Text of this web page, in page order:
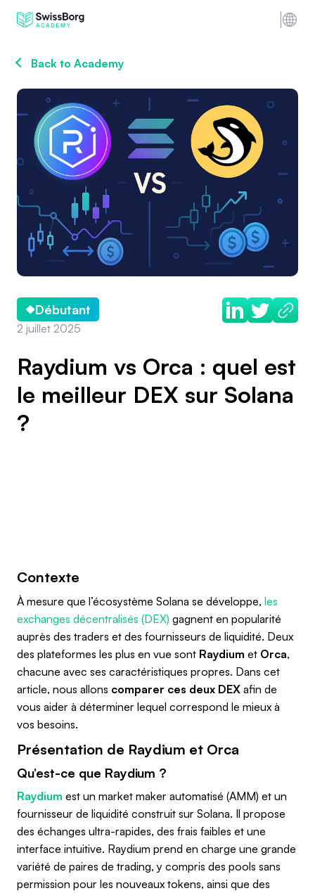
Back to Academy
Débutant
2 juillet 2025
Raydium vs Orca : quel est
le meilleur DEX sur Solana
?
Contexte
À mesure que l’écosystème Solana se développe, les
exchanges décentralisés (DEX) gagnent en popularité
auprès des traders et des fournisseurs de liquidité. Deux
des plateformes les plus en vue sont Raydium et Orca,
chacune avec ses caractéristiques propres. Dans cet
article, nous allons comparer ces deux DEX afin de
vous aider à déterminer lequel correspond le mieux à
vos besoins.
Présentation de Raydium et Orca
Qu’est-ce que Raydium ?
Raydium est un market maker automatisé (AMM) et un
fournisseur de liquidité construit sur Solana. Il propose
des échanges ultra-rapides, des frais faibles et une
interface intuitive. Raydium prend en charge une grande
variété de paires de trading, y compris des pools sans
permission pour les nouveaux tokens, ainsi que des